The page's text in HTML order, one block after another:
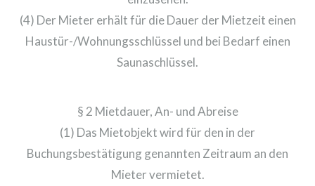
(4) Der Mieter erhält für die Dauer der Mietzeit einen
Haustür-/Wohnungsschlüssel und bei Bedarf einen
Saunaschlüssel.
§ 2 Mietdauer, An- und Abreise
(1) Das Mietobjekt wird für den in der
Buchungsbestätigung genannten Zeitraum an den
Mieter vermietet.